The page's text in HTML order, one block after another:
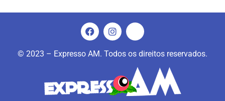
© 2023 – Expresso AM. Todos os direitos reservados.